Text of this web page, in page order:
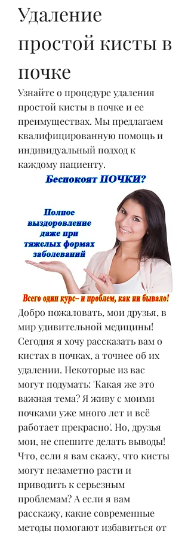
Удаление
простой кисты в
почке
Узнайте о процедуре удаления
простой кисты в почке и ее
преимуществах. Мы предлагаем
квалифицированную помощь и
индивидуальный подход к
каждому пациенту.
Добро пожаловать, мои друзья, в
мир удивительной медицины!
Сегодня я хочу рассказать вам о
кистах в почках, а точнее об их
удалении. Некоторые из вас
могут подумать: 'Какая же это
важная тема? Я живу с моими
почками уже много лет и всё
работает прекрасно'. Но, друзья
мои, не спешите делать выводы!
Что, если я вам скажу, что кисты
могут незаметно расти и
приводить к серьезным
проблемам? А если я вам
расскажу, какие современные
методы помогают избавиться от